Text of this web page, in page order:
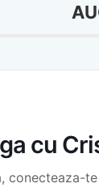
cu
conecteaza-